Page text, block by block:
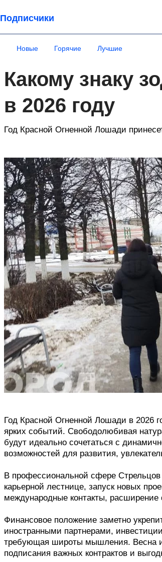
Подписчики
Новые Горячие Лучшие
Какому знаку
в 2026 году
Год Красной Огненной Лошади
Год Красной Огненной Лошади в 2026
ярких событий. Свободолюбивая
будут идеально сочетаться с
возможностей для развития,
В профессиональной сфере
карьерной лестнице, запуск новых
международные контакты,
Финансовое положение заметно
иностранными партнерами,
требующая широты мышления. Весна и
подписания важных контрактов и